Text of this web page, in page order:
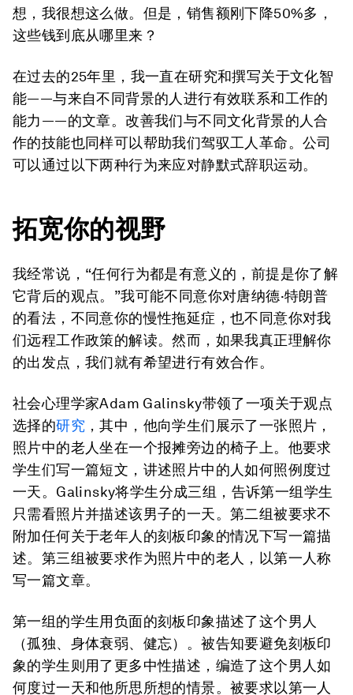
想，我很想这么做。但是，销售额刚下降50%多，
这些钱到底从哪里来？
在过去的25年里，我一直在研究和撰写关于文化智
能——与来自不同背景的人进行有效联系和工作的
能力——的文章。改善我们与不同文化背景的人合
作的技能也同样可以帮助我们驾驭工人革命。公司
可以通过以下两种行为来应对静默式辞职运动。
拓宽你的视野
我经常说，“任何行为都是有意义的，前提是你了解
它背后的观点。”我可能不同意你对唐纳德·特朗普
的看法，不同意你的慢性拖延症，也不同意你对我
们远程工作政策的解读。然而，如果我真正理解你
的出发点，我们就有希望进行有效合作。
社会心理学家Adam Galinsky带领了一项关于观点
选择的研究 ，其中，他向学生们展示了一张照片，
照片中的老人坐在一个报摊旁边的椅子上。他要求
学生们写一篇短文，讲述照片中的人如何照例度过
一天。Galinsky将学生分成三组，告诉第一组学生
只需看照片并描述该男子的一天。第二组被要求不
附加任何关于老年人的刻板印象的情况下写一篇描
述。第三组被要求作为照片中的老人，以第一人称
写一篇文章。
第一组的学生用负面的刻板印象描述了这个男人
（孤独、身体衰弱、健忘）。被告知要避免刻板印
象的学生则用了更多中性描述，编造了这个男人如
何度过一天和他所思所想的情景。被要求以第一人